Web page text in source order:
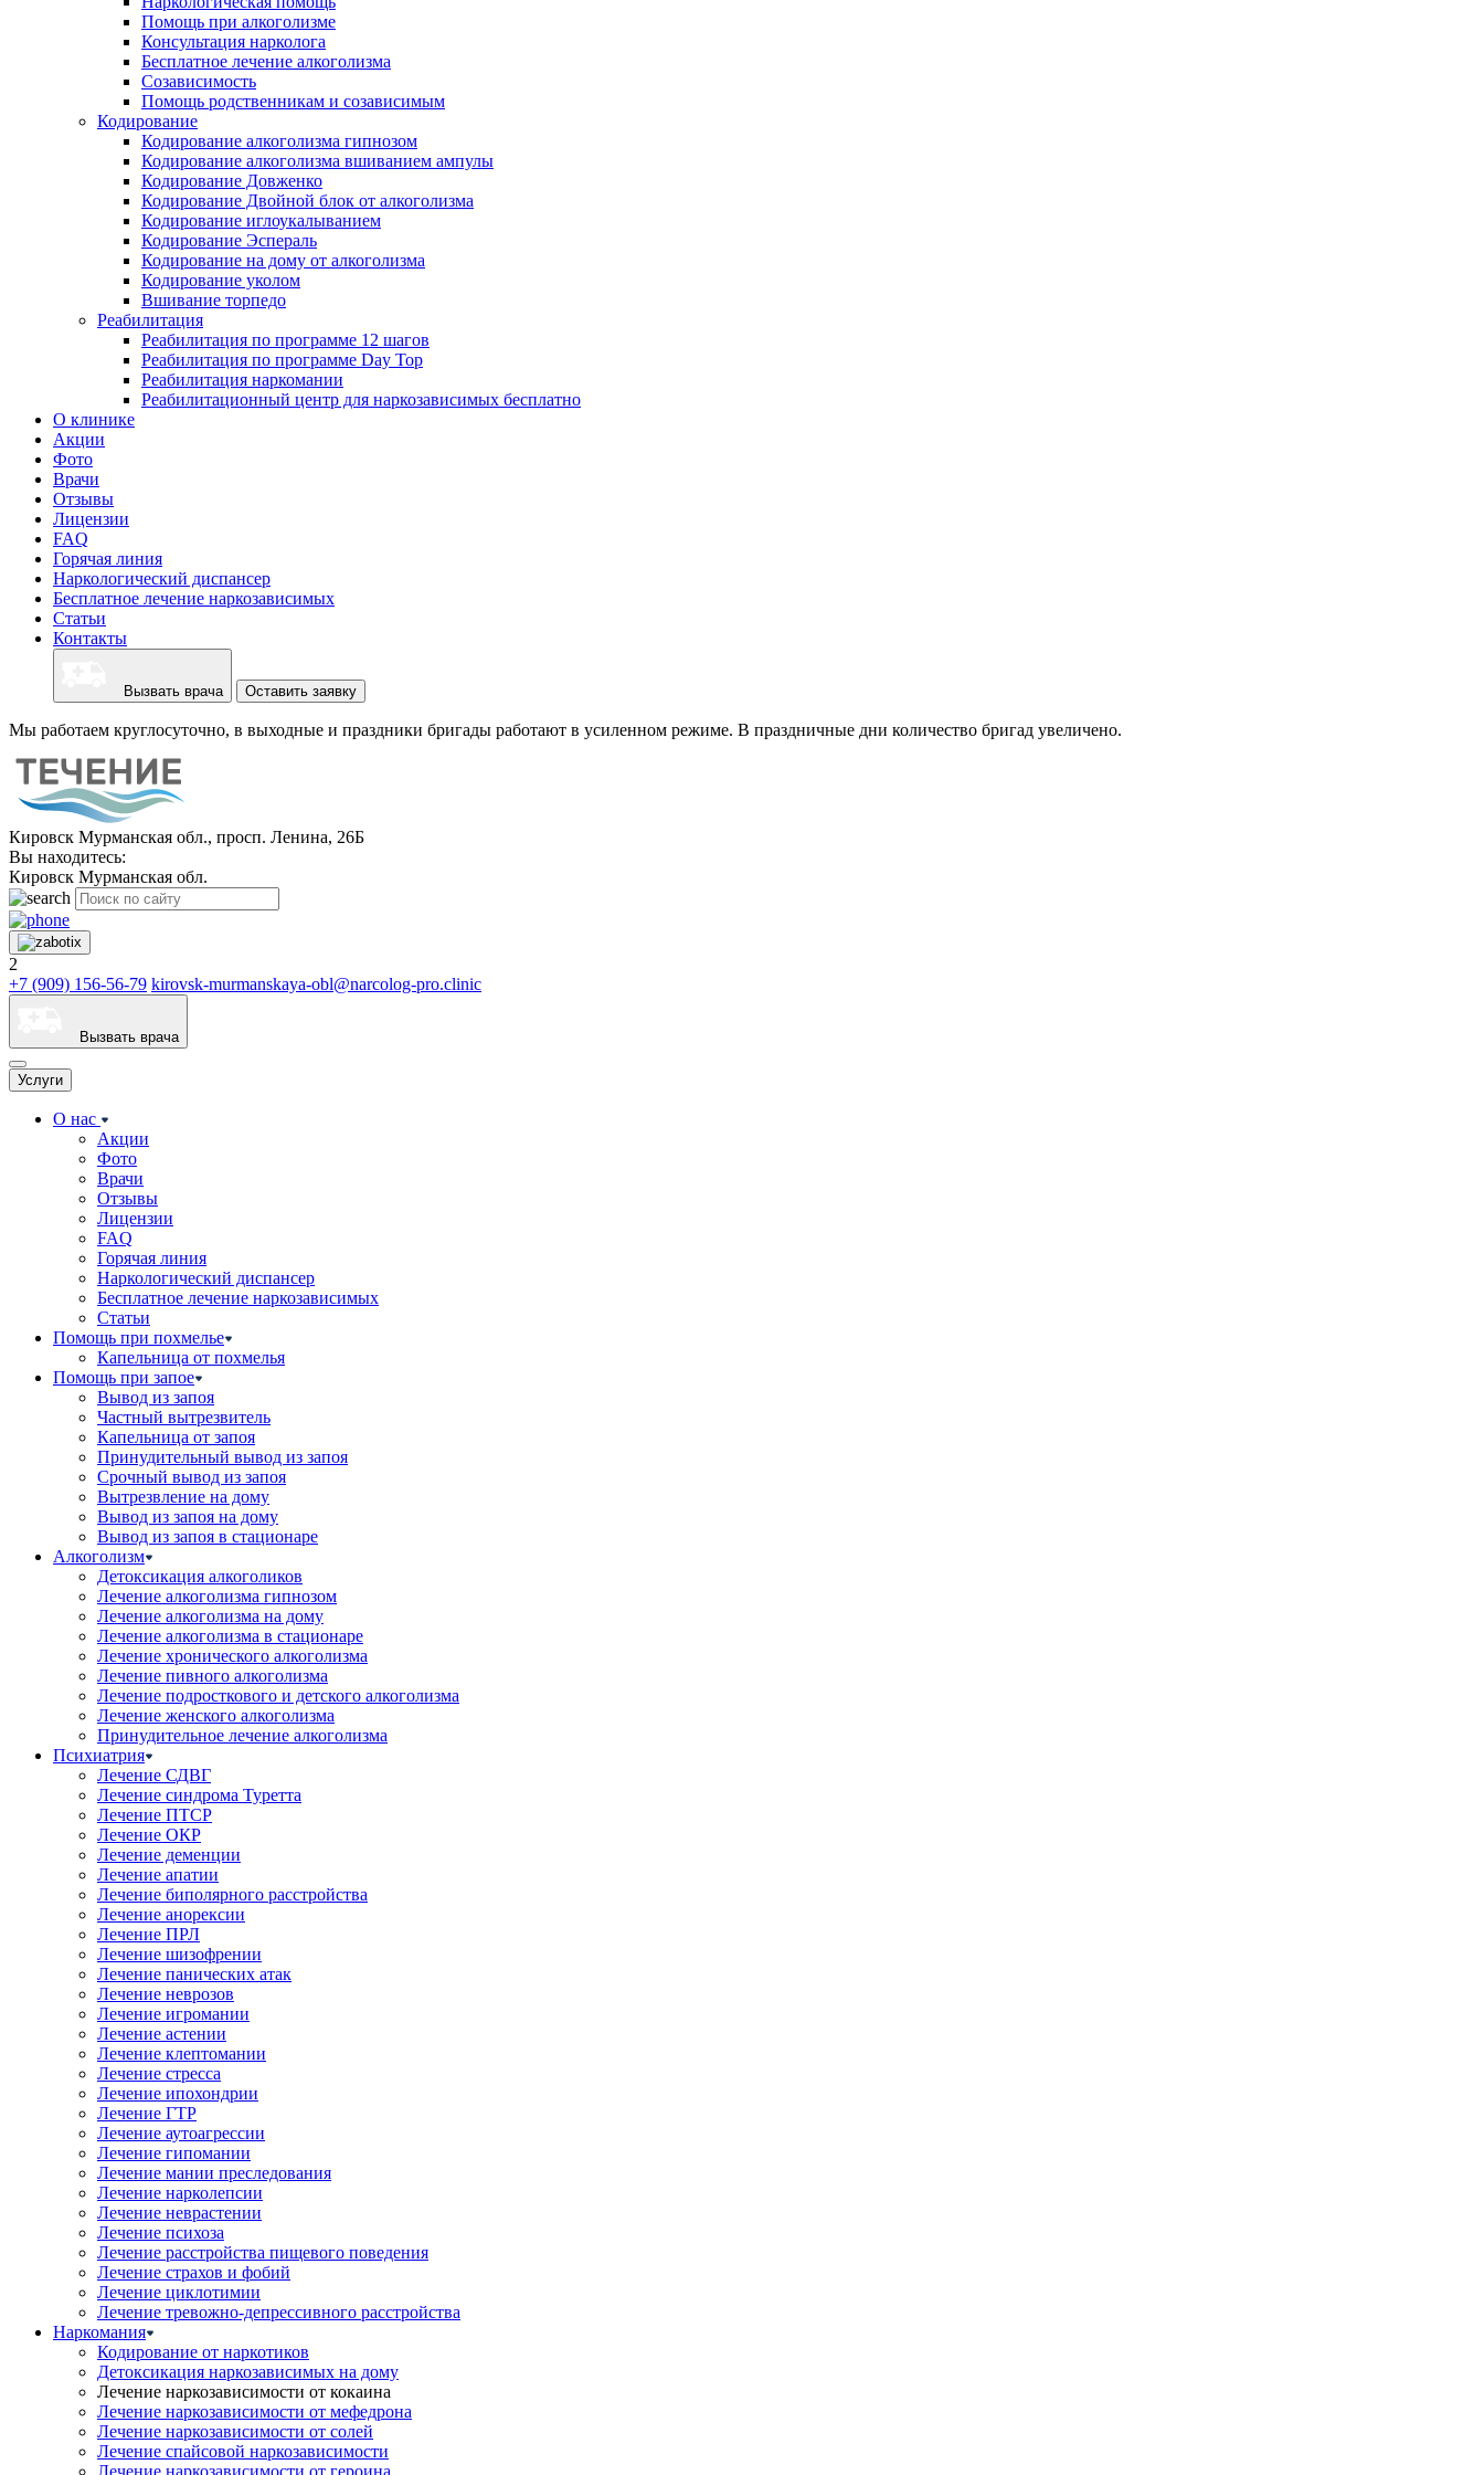
Помощь при алкоголизме
Консультация нарколога
Бесплатное лечение алкоголизма
Созависимость
Помощь родственникам и созависимым
Кодирование
Кодирование алкоголизма гипнозом
Кодирование алкоголизма вшиванием ампулы
Кодирование Довженко
Кодирование Двойной блок от алкоголизма
Кодирование иглоукалыванием
Кодирование Эспераль
Кодирование на дому от алкоголизма
Кодирование уколом
Вшивание торпедо
Реабилитация
Реабилитация по программе 12 шагов
Реабилитация по программе Day Top
Реабилитация наркомании
Реабилитационный центр для наркозависимых бесплатно
О клинике
Акции
Фото
Врачи
Отзывы
Лицензии
FAQ
Горячая линия
Наркологический диспансер
Бесплатное лечение наркозависимых
Статьи
Контакты
Вызвать врача Оставить заявку
Мы работаем круглосуточно, в выходные и праздники бригады работают в усиленном режиме. В праздничные дни количество бригад увеличено.
Кировск Мурманская обл., просп. Ленина, 26Б
Вы находитесь:
Кировск Мурманская обл.
2
+7 (909) 156-56-79 kirovsk-murmanskaya-obl@narcolog-pro.clinic
Вызвать врача
Услуги
О нас
Акции
Фото
Врачи
Отзывы
Лицензии
FAQ
Горячая линия
Наркологический диспансер
Бесплатное лечение наркозависимых
Статьи
Помощь при похмелье
Капельница от похмелья
Помощь при запое
Вывод из запоя
Частный вытрезвитель
Капельница от запоя
Принудительный вывод из запоя
Срочный вывод из запоя
Вытрезвление на дому
Вывод из запоя на дому
Вывод из запоя в стационаре
Алкоголизм
Детоксикация алкоголиков
Лечение алкоголизма гипнозом
Лечение алкоголизма на дому
Лечение алкоголизма в стационаре
Лечение хронического алкоголизма
Лечение пивного алкоголизма
Лечение подросткового и детского алкоголизма
Лечение женского алкоголизма
Принудительное лечение алкоголизма
Психиатрия
Лечение СДВГ
Лечение синдрома Туретта
Лечение ПТСР
Лечение ОКР
Лечение деменции
Лечение апатии
Лечение биполярного расстройства
Лечение анорексии
Лечение ПРЛ
Лечение шизофрении
Лечение панических атак
Лечение неврозов
Лечение игромании
Лечение астении
Лечение клептомании
Лечение стресса
Лечение ипохондрии
Лечение ГТР
Лечение аутоагрессии
Лечение гипомании
Лечение мании преследования
Лечение нарколепсии
Лечение неврастении
Лечение психоза
Лечение расстройства пищевого поведения
Лечение страхов и фобий
Лечение циклотимии
Лечение тревожно-депрессивного расстройства
Наркомания
Кодирование от наркотиков
Детоксикация наркозависимых на дому
Лечение наркозависимости от кокаина
Лечение наркозависимости от мефедрона
Лечение наркозависимости от солей
Лечение спайсовой наркозависимости
Лечение наркозависимости от героина